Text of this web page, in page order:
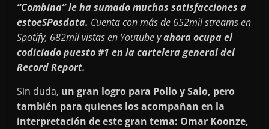
“Combina” le ha sumado muchas satisfacciones a
estoeSPosdata. Cuenta con más de 652mil streams en
Spotify, 682mil vistas en Youtube yahora ocupa el
codiciado puesto #1 en la cartelera general del
Record Report.
Sin duda, un gran logro para Pollo y Salo, pero
también para quienes los acompañan en la
interpretación de este gran tema: Omar Koonze,